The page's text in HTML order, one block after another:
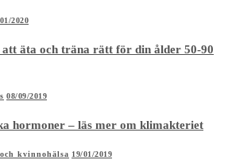
2020
äta och träna rätt för din ålder 50-90
08/09/2019
hormoner – läs mer om klimakteriet
kvinnohälsa 19/01/2019